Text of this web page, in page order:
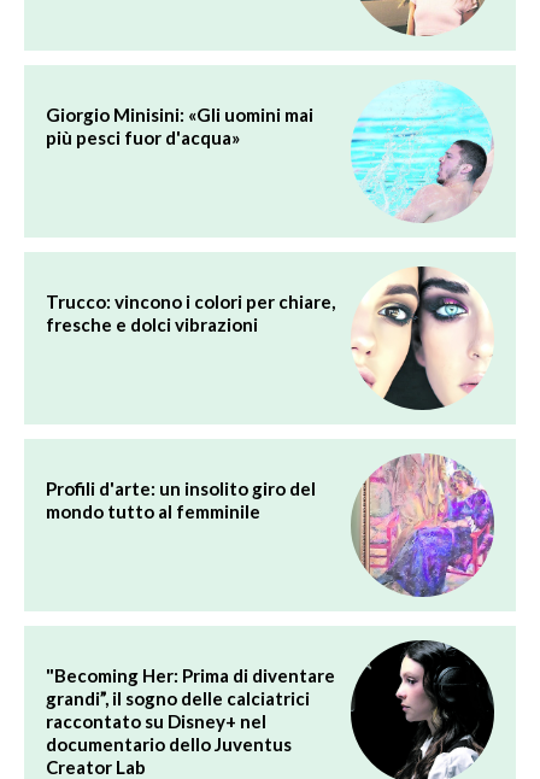
Giorgio Minisini: «Gli uomini mai
più pesci fuor d'acqua»
Trucco: vincono i colori per chiare,
fresche e dolci vibrazioni
Profili d'arte: un insolito giro del
mondo tutto al femminile
"Becoming Her: Prima di diventare
grandi”, il sogno delle calciatrici
raccontato su Disney+ nel
documentario dello Juventus
Creator Lab